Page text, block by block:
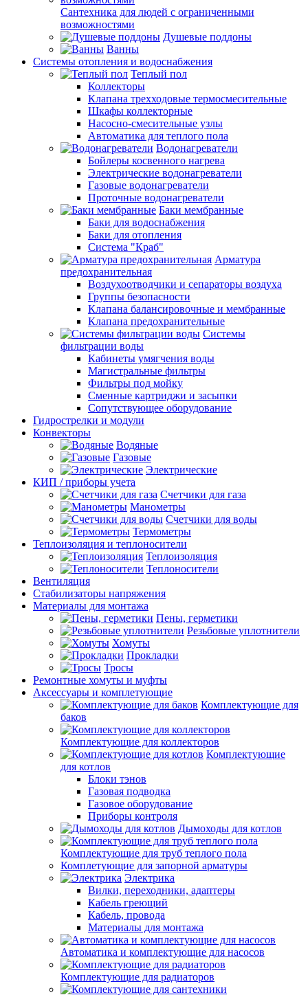
Сантехника для людей с ограниченными
возможностями
Душевые поддоны
Ванны
Системы отопления и водоснабжения
Теплый пол
Коллекторы
Клапана трехходовые термосмесительные
Шкафы коллекторные
Насосно-смесительные узлы
Автоматика для теплого пола
Водонагреватели
Бойлеры косвенного нагрева
Электрические водонагреватели
Газовые водонагреватели
Проточные водонагреватели
Баки мембранные
Баки для водоснабжения
Баки для отопления
Система "Краб"
Арматура
предохранительная
Воздухоотводчики и сепараторы воздуха
Группы безопасности
Клапана балансировочные и мембранные
Клапана предохранительные
Системы
фильтрации воды
Кабинеты умягчения воды
Магистральные фильтры
Фильтры под мойку
Сменные картриджи и засыпки
Сопутствующее оборудование
Гидрострелки и модули
Конвекторы
Водяные
Газовые
Электрические
КИП / приборы учета
Счетчики для газа
Манометры
Счетчики для воды
Термометры
Теплоизоляция и теплоносители
Теплоизоляция
Теплоносители
Вентиляция
Стабилизаторы напряжения
Материалы для монтажа
Пены, герметики
Резьбовые уплотнители
Хомуты
Прокладки
Тросы
Ремонтные хомуты и муфты
Аксессуары и комплетующие
Комплектующие для
баков
Комплектующие для коллекторов
Комплектующие
для котлов
Блоки тэнов
Газовая подводка
Газовое оборудование
Приборы контроля
Дымоходы для котлов
Комплектующие для труб теплого пола
Комплетующие для запорной арматуры
Электрика
Вилки, переходники, адаптеры
Кабель греющий
Кабель, провода
Материалы для монтажа
Автоматика и комплектующие для насосов
Комплектующие для радиаторов